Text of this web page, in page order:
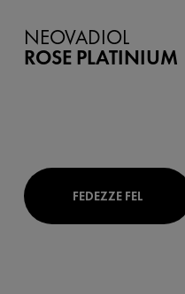
NEOVADIOL
ROSE PLATINIUM
FEDEZZE FEL